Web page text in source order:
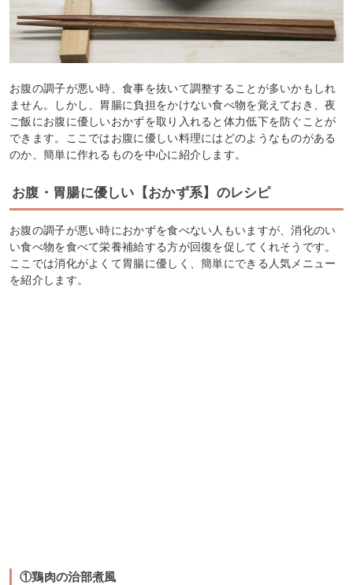
お腹の調子が悪い時、食事を抜いて調整することが多いかもしれ
ません。しかし、胃腸に負担をかけない食べ物を覚えておき、夜
ご飯にお腹に優しいおかずを取り入れると体力低下を防ぐことが
できます。ここではお腹に優しい料理にはどのようなものがある
のか、簡単に作れるものを中心に紹介します。
お腹・胃腸に優しい【おかず系】のレシピ
お腹の調子が悪い時におかずを食べない人もいますが、消化のい
い食べ物を食べて栄養補給する方が回復を促してくれそうです。
ここでは消化がよくて胃腸に優しく、簡単にできる人気メニュー
を紹介します。
①鶏肉の治部煮風